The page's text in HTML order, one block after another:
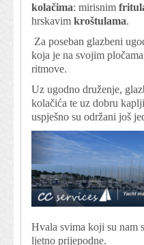
kolačima: mirisnim
hrskavim kroštulama.
Za poseban glazbeni
koja je na svojim
ritmove.
Uz ugodno druženje,
kolačića te uz dobru
uspješno su održani još
Hvala svima koji su nam
ljetno prijepodne.